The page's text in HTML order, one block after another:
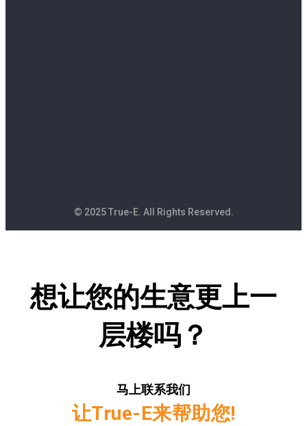
© 2025 True-E. All Rights Reserved.
想让您的生意更上一
层楼吗？
马上联系我们
让True-E来帮助您!